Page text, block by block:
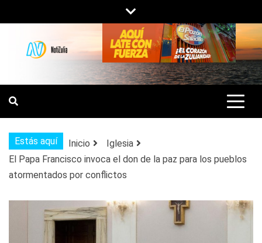
al
contenido
NOTIZULIA
NOTICIAS DEL ZULIA, VENEZUELA Y
DE INTERÉS GENERAL.
Estás aquí Inicio
Iglesia
El Papa Francisco invoca el don de la paz para los pueblos
atormentados por conflictos